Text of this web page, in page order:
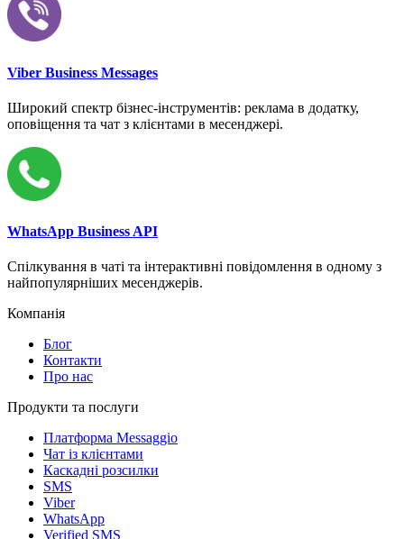
Viber Business Messages
Широкий спектр бізнес-інструментів: реклама в додатку,
оповіщення та чат з клієнтами в месенджері.
WhatsApp Business API
Спілкування в чаті та інтерактивні повідомлення в одному з
найпопулярніших месенджерів.
Компанія
Блог
Контакти
Про нас
Продукти та послуги
Платформа Messaggio
Чат із клієнтами
Каскадні розсилки
SMS
Viber
WhatsApp
Verified SMS